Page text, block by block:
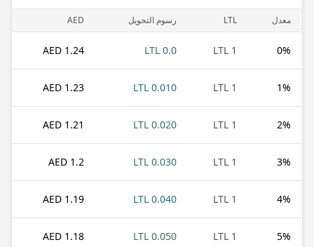
معدل LTL رسوم التحويل AED
0%
1 LTL
0.0 LTL
1.24 AED
1%
1 LTL
0.010 LTL
1.23 AED
2%
1 LTL
0.020 LTL
1.21 AED
3%
1 LTL
0.030 LTL
1.2 AED
4%
1 LTL
0.040 LTL
1.19 AED
5%
1 LTL
0.050 LTL
1.18 AED